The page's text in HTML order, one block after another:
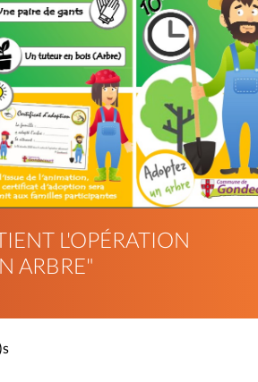
L'OPÉRATION
ARBRE"